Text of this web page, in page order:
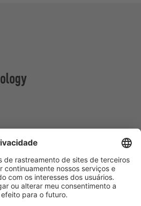
da Fonseca, 3397
715